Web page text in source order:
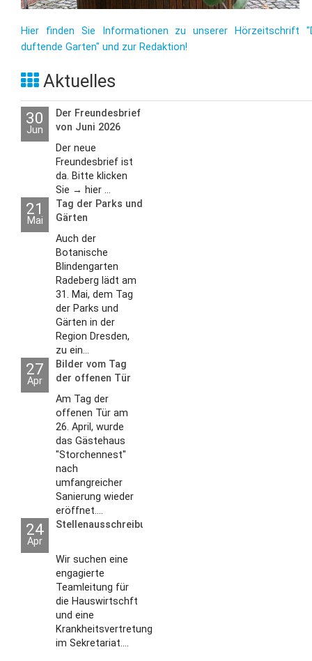
Hier finden Sie Informationen zu unserer Hörzeitschrift
duftende Garten" und zur Redaktion!
Aktuelles
30
Jun
Der Freundesbrief
von Juni 2026
Der neue
Freundesbrief ist
da. Bitte klicken
Sie → hier ...
21
Mai
Tag der Parks und
Gärten
Auch der
Botanische
Blindengarten
Radeberg lädt am
31. Mai, dem Tag
der Parks und
Gärten in der
Region Dresden,
zu ein...
27
Apr
Bilder vom Tag
der offenen Tür
2026
Am Tag der
offenen Tür am
26. April, wurde
das Gästehaus
"Storchennest"
nach
umfangreicher
Sanierung wieder
eröffnet....
24
Apr
Stellenausschreibungen
Wir suchen eine
engagierte
Teamleitung für
die Hauswirtschft
und eine
Krankheitsvertretung
im Sekretariat....